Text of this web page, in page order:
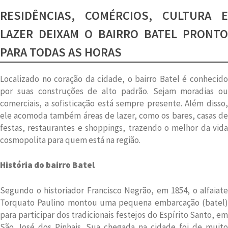
RESIDÊNCIAS, COMÉRCIOS, CULTURA E
LAZER DEIXAM O BAIRRO BATEL PRONTO
PARA TODAS AS HORAS
Localizado no coração da cidade, o bairro Batel é conhecido
por suas construções de alto padrão. Sejam moradias ou
comerciais, a sofisticação está sempre presente. Além disso,
ele acomoda também áreas de lazer, como os bares, casas de
festas, restaurantes e shoppings, trazendo o melhor da vida
cosmopolita para quem está na região.
História do bairro Batel
Segundo o historiador Francisco Negrão, em 1854, o alfaiate
Torquato Paulino montou uma pequena embarcação (batel)
para participar dos tradicionais festejos do Espírito Santo, em